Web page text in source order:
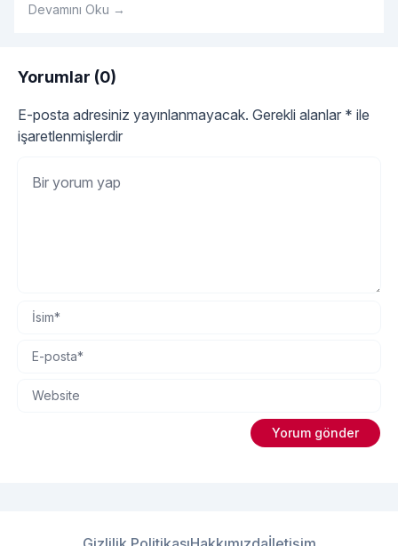
pazarlanan kozmetik ürün kimyasal içeriklerle dolu olabilir
Peki, yüzü nemlendirmek için en doğal yöntemler
nelerdir? Su İçmek:
Devamını Oku →
Yorumlar (0)
E-posta adresiniz yayınlanmayacak. Gerekli alanlar * ile
işaretlenmişlerdir